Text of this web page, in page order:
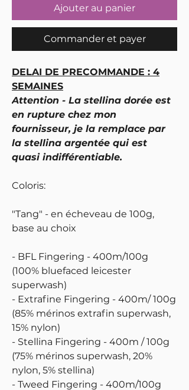
Ajouter au panier
Commander et payer
DELAI DE PRECOMMANDE : 4
SEMAINES
Attention - La stellina dorée est
en rupture chez mon
fournisseur, je la remplace par
la stellina argentée qui est
quasi indifférentiable.
Coloris:
"Tang" - en écheveau de 100g,
base au choix
- BFL Fingering - 400m/100g
(100% bluefaced leicester
superwash)
- Extrafine Fingering - 400m/ 100g
(85% mérinos extrafin superwash,
15% nylon)
- Stellina Fingering - 400m / 100g
(75% mérinos superwash, 20%
nylon, 5% stellina)
- Tweed Fingering - 400m/100g